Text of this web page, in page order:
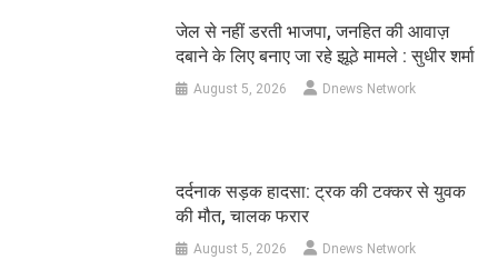
जेल से नहीं डरती भाजपा, जनहित की आवाज़
दबाने के लिए बनाए जा रहे झूठे मामले : सुधीर शर्मा
August 5, 2026 Dnews Network
दर्दनाक सड़क हादसा: ट्रक की टक्कर से युवक
की मौत, चालक फरार
August 5, 2026 Dnews Network